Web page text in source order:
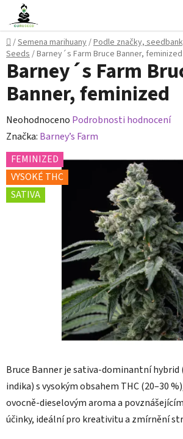
Přejít
obsah
Domů
/Semena marihuany/Podle značky,
Seeds/Barney´s Farm Bruce Banner, feminized
Bruce Banner je sativa-dominantní hybrid
indika) s vysokým obsahem THC (20–30
ovocně-dieselovým aroma a
účinky, ideální pro kreativitu a zmírnění
Barney´s Farm
Banner, feminized
Průměrné
hodnocení
produktu
je
0,0
z
Neohodnoceno Podrobnosti hodnocení
Značka: Barney’s Farm
FEMINIZED
VYSOKÉ THC
SATIVA